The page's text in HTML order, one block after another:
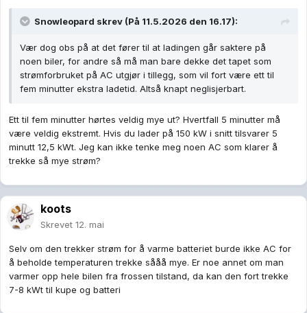
Snowleopard skrev (På 11.5.2026 den 16.17):
Vær dog obs på at det fører til at ladingen går saktere på
noen biler, for andre så må man bare dekke det tapet som
strømforbruket på AC utgjør i tillegg, som vil fort være ett til
fem minutter ekstra ladetid. Altså knapt neglisjerbart.
Ett til fem minutter hørtes veldig mye ut? Hvertfall 5 minutter må
være veldig ekstremt. Hvis du lader på 150 kW i snitt tilsvarer 5
minutt 12,5 kWt. Jeg kan ikke tenke meg noen AC som klarer å
trekke så mye strøm?
koots
Skrevet 12. mai
Selv om den trekker strøm for å varme batteriet burde ikke AC for
å beholde temperaturen trekke sååå mye. Er noe annet om man
varmer opp hele bilen fra frossen tilstand, da kan den fort trekke
7-8 kWt til kupe og batteri